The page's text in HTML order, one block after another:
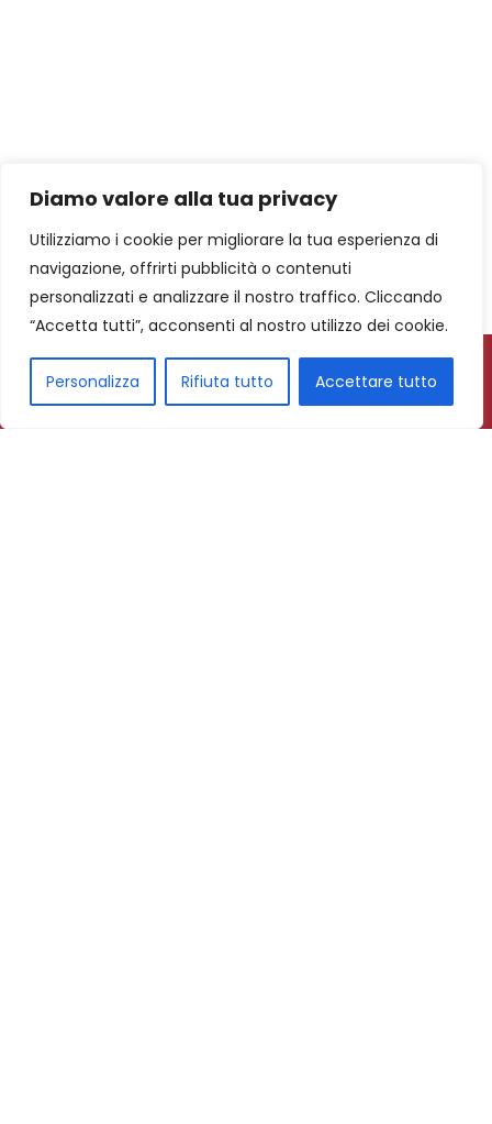
Diamo valore alla tua privacy
Utilizziamo i cookie per migliorare la tua esperienza di
navigazione, offrirti pubblicità o contenuti
personalizzati e analizzare il nostro traffico. Cliccando
“Accetta tutti”, acconsenti al nostro utilizzo dei cookie.
Personalizza Rifiuta tutto Accettare tutto